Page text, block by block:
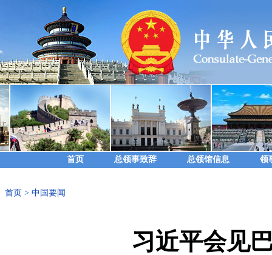
首页 总领事致辞 总领馆信息 领
首页 > 中国要闻
习近平会见